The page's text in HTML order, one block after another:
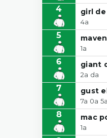
4 girl
4a
5
1a
6 giant
2a da
7 gust
7a 0a
8 mac
1a